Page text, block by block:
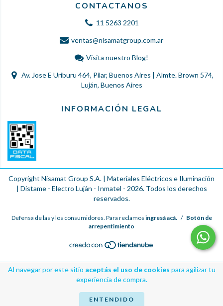
Al navegar por este sitio aceptás el uso de cookies para agilizar tu
experiencia de compra.
ENTENDIDO
CONTACTANOS
11 5263 2201
ventas@nisamatgroup.com.ar
Visita nuestro Blog!
Av. Jose E Uriburu 464, Pilar, Buenos Aires | Almte. Brown 574,
Luján, Buenos Aires
INFORMACIÓN LEGAL
Copyright Nisamat Group S.A. | Materiales Eléctricos e Iluminación
| Distame - Electro Luján - Inmatel - 2026. Todos los derechos
reservados.
Defensa de las y los consumidores. Para reclamos ingresá acá. / Botón de
arrepentimiento